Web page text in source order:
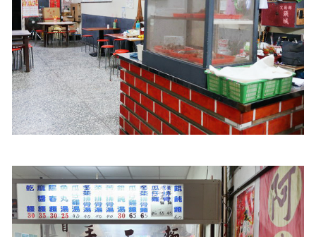
媒體報導一覽
合作與代言
訂閱電子報